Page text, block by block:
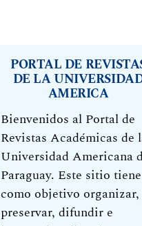
PORTAL DE
DE LA
AMERICA
Bienvenidos al Portal de
Revistas Académicas de
Universidad Americana
Paraguay. Este sitio tiene
como objetivo organizar,
preservar, difundir e